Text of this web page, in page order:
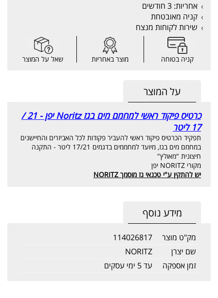
אחריות: 3 חודשים
קניה מאובטחת
שירות לקוחות מנצח
קניה בטוחה מוצר באחריות שאל על המוצר
על המוצר
כרטיס פיקוד ראשי למחמם מים בגז Noritz יפן - 21 /
17 ליטר
תפקיד הכרטיס פיקוד ראשי להעביר פקודות לכל האביזרים והחיישנים
במחמם מים בגז, מיועד למחממים בדגמים 17/21 ליטר - התקנה
חיצונית "מאולץ"
מקורי NORITZ יפן
יש להתקין ע"י טכנאי גז מוסמך NORITZ
מידע נוסף
מק"ט מוצר
114026817
שם יצרן
NORITZ
זמן אספקה
עד 5 ימי עסקים